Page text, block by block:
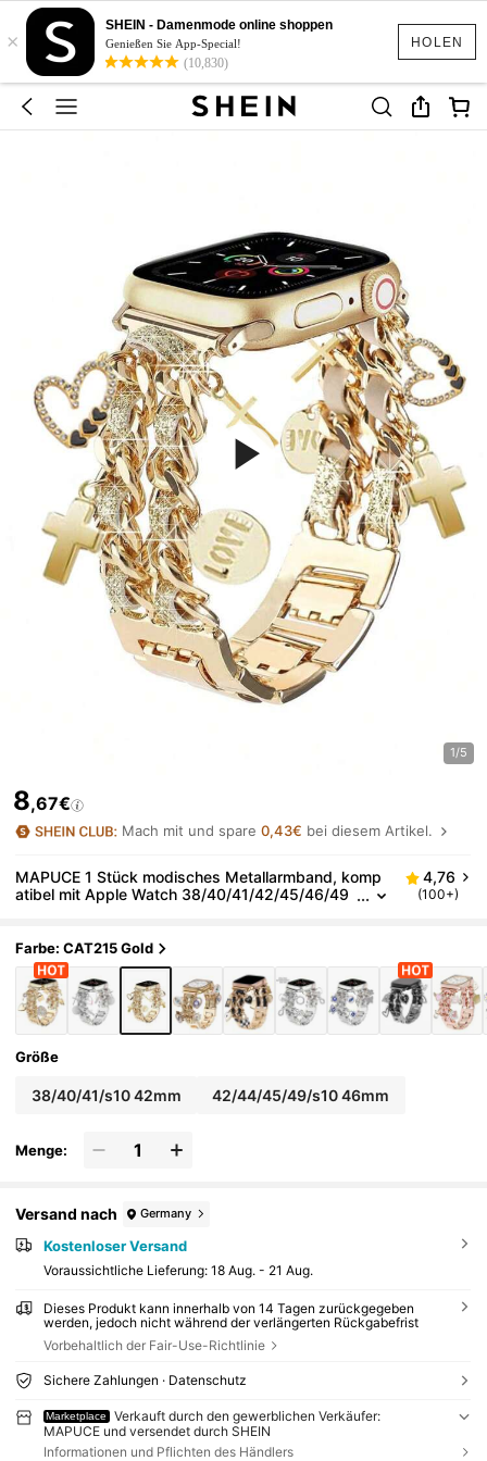
HOLEN
×
SHEIN - Damenmode online shoppen
Genießen Sie App-Special!
(10,830)
1/5
8,67€
Mach mit und spare0,43€ bei diesem Artikel.
MAPUCE 1 Stück modisches Metallarmband, komp
atibel mit Apple Watch 38/40/41/42/45/46/49
erband und Hohlherz-Anhänger Metallband, geeign
et als Geschenk für Freunde (nur Band, Uhr und Geh
äuse nicht enthalten).
4,76
(100+)
Farbe: CAT215 Gold
Größe
38/40/41/s10 42mm 42/44/45/49/s10 46mm
Menge:
Versand nach Germany
Kostenloser Versand
Voraussichtliche Lieferung: 18 Aug. - 21 Aug.
Dieses Produkt kann innerhalb von 14 Tagen zurückgegeben
werden, jedoch nicht während der verlängerten Rückgabefrist
Vorbehaltlich der Fair-Use-Richtlinie
Sichere Zahlungen · Datenschutz
Marketplace
Verkauft durch den gewerblichen Verkäufer:
MAPUCE und versendet durch SHEIN
Informationen und Pflichten des Händlers